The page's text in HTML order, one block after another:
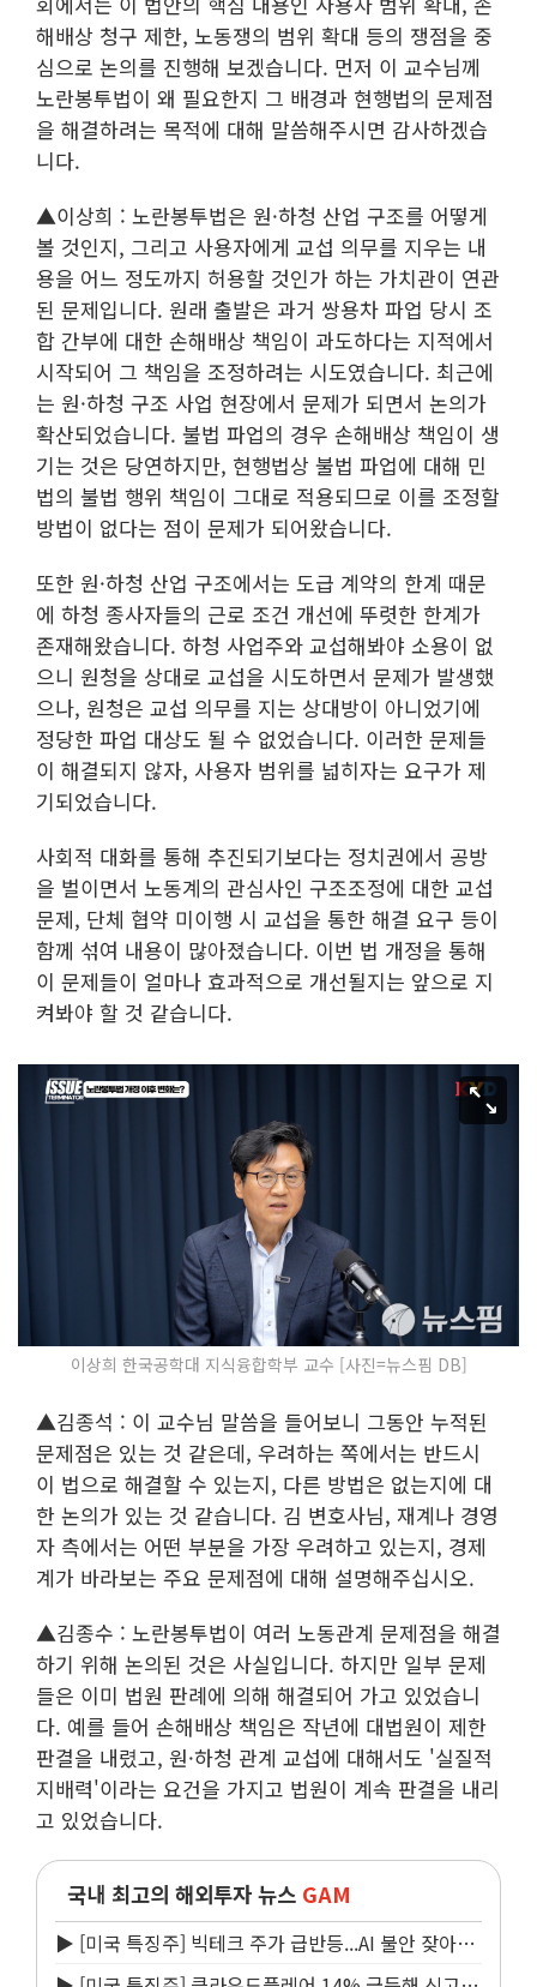
해배상 청구 제한, 노동쟁의 범위 확대 등의 쟁점을 중
심으로 논의를 진행해 보겠습니다. 먼저 이 교수님께
노란봉투법이 왜 필요한지 그 배경과 현행법의 문제점
을 해결하려는 목적에 대해 말씀해주시면 감사하겠습
니다.
▲이상희 : 노란봉투법은 원·하청 산업 구조를 어떻게
볼 것인지, 그리고 사용자에게 교섭 의무를 지우는 내
용을 어느 정도까지 허용할 것인가 하는 가치관이 연관
된 문제입니다. 원래 출발은 과거 쌍용차 파업 당시 조
합 간부에 대한 손해배상 책임이 과도하다는 지적에서
시작되어 그 책임을 조정하려는 시도였습니다. 최근에
는 원·하청 구조 사업 현장에서 문제가 되면서 논의가
확산되었습니다. 불법 파업의 경우 손해배상 책임이 생
기는 것은 당연하지만, 현행법상 불법 파업에 대해 민
법의 불법 행위 책임이 그대로 적용되므로 이를 조정할
방법이 없다는 점이 문제가 되어왔습니다.
또한 원·하청 산업 구조에서는 도급 계약의 한계 때문
에 하청 종사자들의 근로 조건 개선에 뚜렷한 한계가
존재해왔습니다. 하청 사업주와 교섭해봐야 소용이 없
으니 원청을 상대로 교섭을 시도하면서 문제가 발생했
으나, 원청은 교섭 의무를 지는 상대방이 아니었기에
정당한 파업 대상도 될 수 없었습니다. 이러한 문제들
이 해결되지 않자, 사용자 범위를 넓히자는 요구가 제
기되었습니다.
사회적 대화를 통해 추진되기보다는 정치권에서 공방
을 벌이면서 노동계의 관심사인 구조조정에 대한 교섭
문제, 단체 협약 미이행 시 교섭을 통한 해결 요구 등이
함께 섞여 내용이 많아졌습니다. 이번 법 개정을 통해
이 문제들이 얼마나 효과적으로 개선될지는 앞으로 지
켜봐야 할 것 같습니다.
이상희 한국공학대 지식융합학부 교수 [사진=뉴스핌 DB]
▲김종석 : 이 교수님 말씀을 들어보니 그동안 누적된
문제점은 있는 것 같은데, 우려하는 쪽에서는 반드시
이 법으로 해결할 수 있는지, 다른 방법은 없는지에 대
한 논의가 있는 것 같습니다. 김 변호사님, 재계나 경영
자 측에서는 어떤 부분을 가장 우려하고 있는지, 경제
계가 바라보는 주요 문제점에 대해 설명해주십시오.
▲김종수 : 노란봉투법이 여러 노동관계 문제점을 해결
하기 위해 논의된 것은 사실입니다. 하지만 일부 문제
들은 이미 법원 판례에 의해 해결되어 가고 있었습니
다. 예를 들어 손해배상 책임은 작년에 대법원이 제한
판결을 내렸고, 원·하청 관계 교섭에 대해서도 '실질적
지배력'이라는 요건을 가지고 법원이 계속 판결을 내리
고 있었습니다.
국내 최고의 해외투자 뉴스 GAM
▶ [미국 특징주] 빅테크 주가 급반등...AI 불안 잦아들